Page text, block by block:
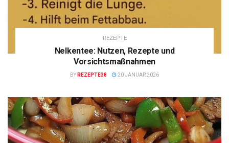
REZEPTE
Nelkentee: Nutzen, Rezepte und
Vorsichtsmaßnahmen
BY REZEPTE38 20 JANUAR 2026